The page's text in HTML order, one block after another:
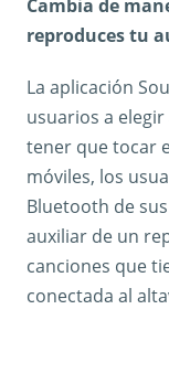
Cambia de
reproduces tu
La aplicación
usuarios a
tener que tocar
móviles, los
Bluetooth de
auxiliar de un
canciones que
conectada al